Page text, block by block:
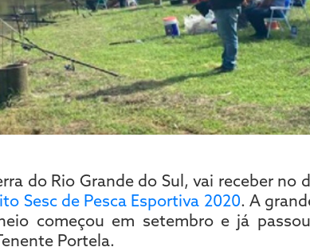
do Rio Grande do Sul, vai receber no
Sesc de Pesca Esportiva 2020. A
começou em setembro e já
Portela.